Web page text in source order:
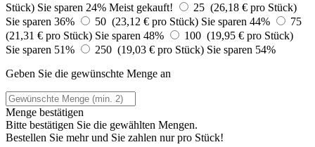
Stück) Sie sparen 24% Meist gekauft!
25 (26,18 € pro Stück)
Sie sparen 36%
50 (23,12 € pro Stück) Sie sparen 44%
75
(21,31 € pro Stück) Sie sparen 48%
100 (19,95 € pro Stück)
Sie sparen 51%
250 (19,03 € pro Stück) Sie sparen 54%
Geben Sie die gewünschte Menge an
Menge bestätigen
Bitte bestätigen Sie die gewählten Mengen.
Bestellen Sie mehr und Sie zahlen nurpro Stück!